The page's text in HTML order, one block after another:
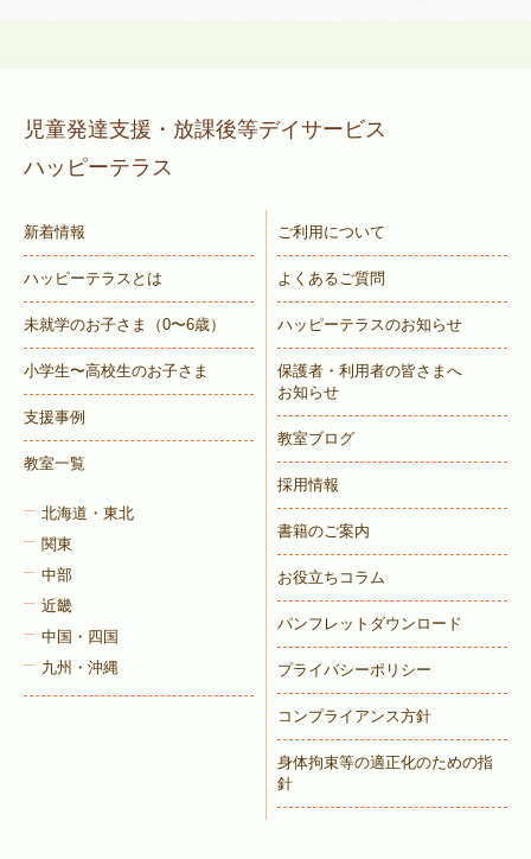
児童発達支援・放課後等デイサービス
ハッピーテラス
新着情報
ハッピーテラスとは
未就学のお子さま （0〜6歳）
小学生〜高校生のお子さま
支援事例
教室一覧
北海道・東北
関東
中部
近畿
中国・四国
九州・沖縄
ご利用について
よくあるご質問
ハッピーテラスのお知らせ
保護者・利用者の皆さまへ
お知らせ
教室ブログ
採用情報
書籍のご案内
お役立ちコラム
パンフレットダウンロード
プライバシーポリシー
コンプライアンス方針
身体拘束等の適正化のための指
針